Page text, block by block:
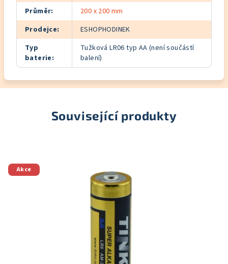
Průměr:
200 x 200 mm
Prodejce:
ESHOPHODINEK
Typ
baterie:
Tužková LR06 typ AA (není součástí
balení)
Související produkty
Akce